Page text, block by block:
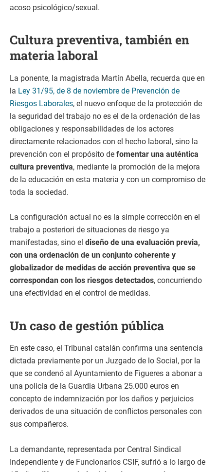
acoso psicológico/sexual.
Cultura preventiva, también en
materia laboral
La ponente, la magistrada Martín Abella, recuerda que en
la Ley 31/95, de 8 de noviembre de Prevención de
Riesgos Laborales, el nuevo enfoque de la protección de
la seguridad del trabajo no es el de la ordenación de las
obligaciones y responsabilidades de los actores
directamente relacionados con el hecho laboral, sino la
prevención con el propósito de fomentar una auténtica
cultura preventiva, mediante la promoción de la mejora
de la educación en esta materia y con un compromiso de
toda la sociedad.
La configuración actual no es la simple corrección en el
trabajo a posteriori de situaciones de riesgo ya
manifestadas, sino el diseño de una evaluación previa,
con una ordenación de un conjunto coherente y
globalizador de medidas de acción preventiva que se
correspondan con los riesgos detectados, concurriendo
una efectividad en el control de medidas.
Un caso de gestión pública
En este caso, el Tribunal catalán confirma una sentencia
dictada previamente por un Juzgado de lo Social, por la
que se condenó al Ayuntamiento de Figueres a abonar a
una policía de la Guardia Urbana 25.000 euros en
concepto de indemnización por los daños y perjuicios
derivados de una situación de conflictos personales con
sus compañeros.
La demandante, representada por Central Sindical
Independiente y de Funcionarios CSIF, sufrió a lo largo de